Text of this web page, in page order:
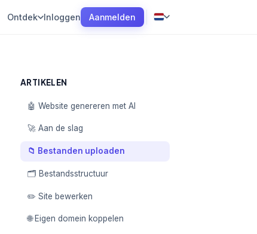
Ontdek Inloggen Aanmelden
ARTIKELEN
🤖 Website genereren met AI
🚀 Aan de slag
📁 Bestanden uploaden
🗂️ Bestandsstructuur
✏️ Site bewerken
🌐 Eigen domein koppelen